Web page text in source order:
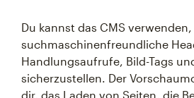
Du kannst das CMS
suchmaschinenfreundliche
Handlungsaufrufe, Bild-Tags
sicherzustellen. Der
dir, das Laden von Seiten, die